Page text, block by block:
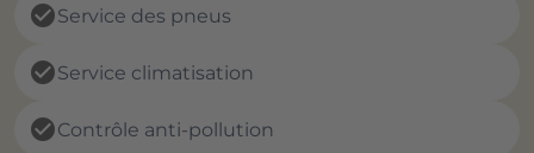
check_circleService des pneus
check_circleService climatisation
check_circleContrôle anti-pollution